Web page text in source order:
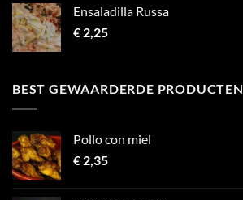
Ensaladilla Russa
€ 2,25
BEST GEWAARDERDE PRODUCTEN
Pollo con miel
€ 2,35